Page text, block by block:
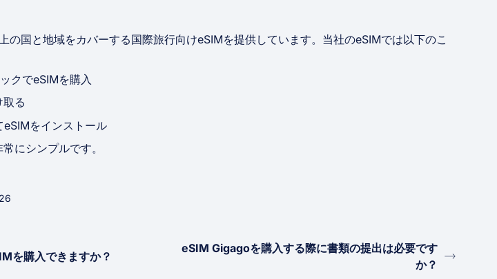
の国と地域をカバーする国際旅行向けeSIMを提供しています。当社のeSIMでは以下のこ
クでeSIMを購入
る
eSIMをインストール
にシンプルです。
を購入できますか？
eSIM Gigagoを購入する際に書類の提出は必要です
か？